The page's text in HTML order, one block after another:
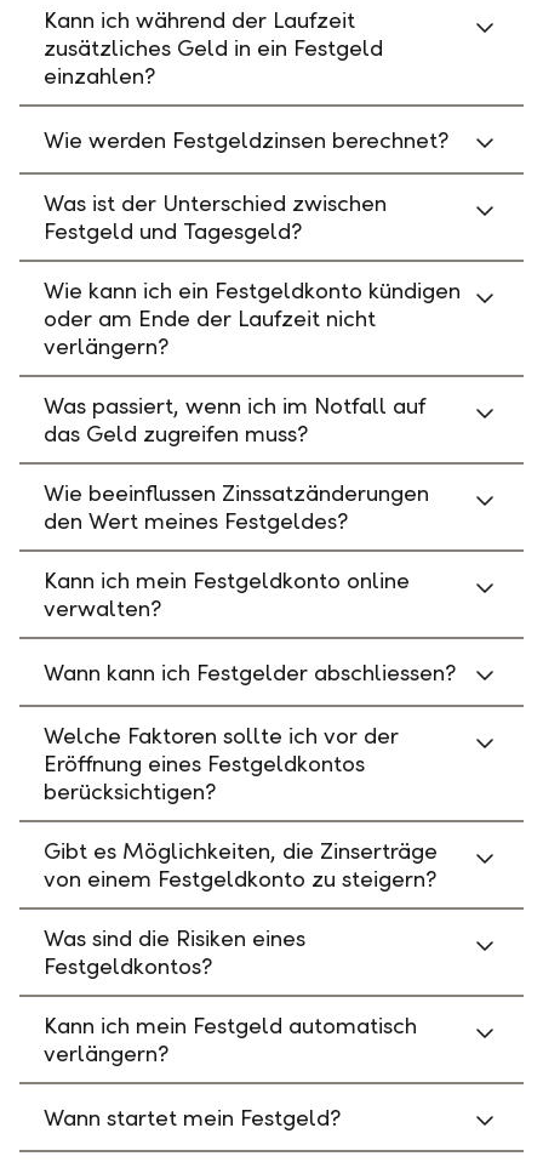
Kann ich während der Laufzeit
zusätzliches Geld in ein Festgeld
einzahlen?
Wie werden Festgeldzinsen berechnet?
Was ist der Unterschied zwischen
Festgeld und Tagesgeld?
Wie kann ich ein Festgeldkonto kündigen
oder am Ende der Laufzeit nicht
verlängern?
Was passiert, wenn ich im Notfall auf
das Geld zugreifen muss?
Wie beeinflussen Zinssatzänderungen
den Wert meines Festgeldes?
Kann ich mein Festgeldkonto online
verwalten?
Wann kann ich Festgelder abschliessen?
Welche Faktoren sollte ich vor der
Eröffnung eines Festgeldkontos
berücksichtigen?
Gibt es Möglichkeiten, die Zinserträge
von einem Festgeldkonto zu steigern?
Was sind die Risiken eines
Festgeldkontos?
Kann ich mein Festgeld automatisch
verlängern?
Wann startet mein Festgeld?